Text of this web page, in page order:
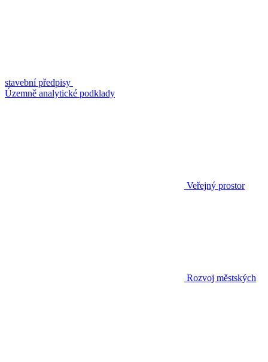
stavební předpisy
Územně analytické podklady
Veřejný prostor
Rozvoj městských